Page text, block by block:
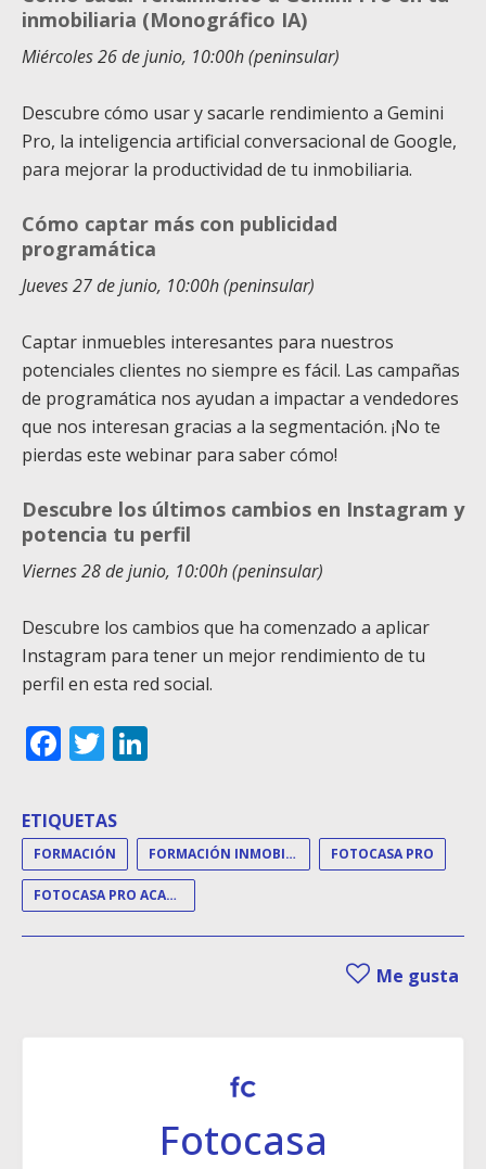
inmobiliaria (Monográfico IA)
Miércoles 26 de junio, 10:00h (peninsular)
Descubre cómo usar y sacarle rendimiento a Gemini
Pro, la inteligencia artificial conversacional de Google,
para mejorar la productividad de tu inmobiliaria.
Cómo captar más con publicidad
programática
Jueves 27 de junio, 10:00h (peninsular)
Captar inmuebles interesantes para nuestros
potenciales clientes no siempre es fácil. Las campañas
de programática nos ayudan a impactar a vendedores
que nos interesan gracias a la segmentación. ¡No te
pierdas este webinar para saber cómo!
Descubre los últimos cambios en Instagram y
potencia tu perfil
Viernes 28 de junio, 10:00h (peninsular)
Descubre los cambios que ha comenzado a aplicar
Instagram para tener un mejor rendimiento de tu
perfil en esta red social.
Facebook
Twitter
ETIQUETAS
FORMACIÓN FORMACIÓN INMOBILIARIA FOTOCASA PRO
FOTOCASA PRO ACADEMY
Me gusta
Fotocasa